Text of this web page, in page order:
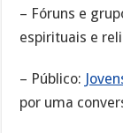
– Fóruns e
espirituais e
– Público:
por uma